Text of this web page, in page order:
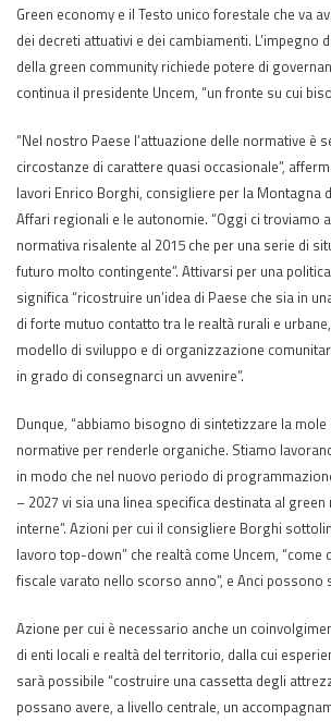
Green economy e il Testo unico forestale che va
dei decreti attuativi e dei cambiamenti. L’impegno
della green community richiede potere di
continua il presidente Uncem, “un fronte su cui
“Nel nostro Paese l’attuazione delle normative è
circostanze di carattere quasi occasionale”,
lavori Enrico Borghi, consigliere per la Montagna
Affari regionali e le autonomie. “Oggi ci troviamo
normativa risalente al 2015 che per una serie di
futuro molto contingente”. Attivarsi per una
significa “ricostruire un’idea di Paese che sia in
di forte mutuo contatto tra le realtà rurali e
modello di sviluppo e di organizzazione
in grado di consegnarci un avvenire”.
Dunque, “abbiamo bisogno di sintetizzare la
normative per renderle organiche. Stiamo
in modo che nel nuovo periodo di
– 2027 vi sia una linea specifica destinata al
interne”. Azioni per cui il consigliere Borghi
lavoro top-down” che realtà come Uncem, “come
fiscale varato nello scorso anno”, e Anci possono
Azione per cui è necessario anche un
di enti locali e realtà del territorio, dalla cui
sarà possibile “costruire una cassetta degli
possano avere, a livello centrale, un